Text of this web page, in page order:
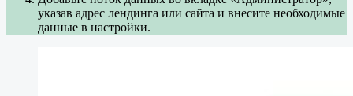
указав адрес лендинга или сайта и внесите необходимые
данные в настройки.